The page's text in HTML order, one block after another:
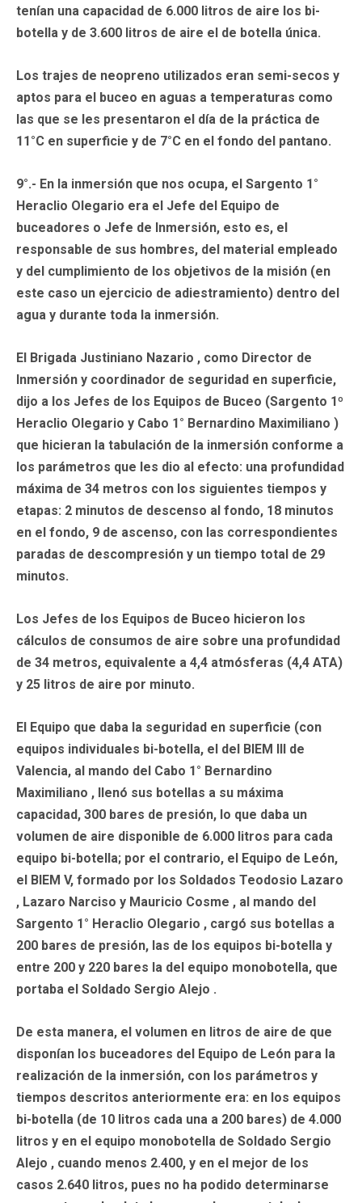
tenían una capacidad de 6.000 litros de aire los bi-
botella y de 3.600 litros de aire el de botella única.
Los trajes de neopreno utilizados eran semi-secos y
aptos para el buceo en aguas a temperaturas como
las que se les presentaron el día de la práctica de
11°C en superficie y de 7°C en el fondo del pantano.
9°.- En la inmersión que nos ocupa, el Sargento 1°
Heraclio Olegario era el Jefe del Equipo de
buceadores o Jefe de Inmersión, esto es, el
responsable de sus hombres, del material empleado
y del cumplimiento de los objetivos de la misión (en
este caso un ejercicio de adiestramiento) dentro del
agua y durante toda la inmersión.
El Brigada Justiniano Nazario , como Director de
lnmersión y coordinador de seguridad en superficie,
dijo a los Jefes de los Equipos de Buceo (Sargento 1º
Heraclio Olegario y Cabo 1° Bernardino Maximiliano )
que hicieran la tabulación de la inmersión conforme a
los parámetros que les dio al efecto: una profundidad
máxima de 34 metros con los siguientes tiempos y
etapas: 2 minutos de descenso al fondo, 18 minutos
en el fondo, 9 de ascenso, con las correspondientes
paradas de descompresión y un tiempo total de 29
minutos.
Los Jefes de los Equipos de Buceo hicieron los
cálculos de consumos de aire sobre una profundidad
de 34 metros, equivalente a 4,4 atmósferas (4,4 ATA)
y 25 litros de aire por minuto.
El Equipo que daba la seguridad en superficie (con
equipos individuales bi-botella, el del BIEM III de
Valencia, al mando del Cabo 1° Bernardino
Maximiliano , llenó sus botellas a su máxima
capacidad, 300 bares de presión, lo que daba un
volumen de aire disponible de 6.000 litros para cada
equipo bi-botella; por el contrario, el Equipo de León,
el BIEM V, formado por los Soldados Teodosio Lazaro
, Lazaro Narciso y Mauricio Cosme , al mando del
Sargento 1° Heraclio Olegario , cargó sus botellas a
200 bares de presión, las de los equipos bi-botella y
entre 200 y 220 bares la del equipo monobotella, que
portaba el Soldado Sergio Alejo .
De esta manera, el volumen en litros de aire de que
disponían los buceadores del Equipo de León para la
realización de la inmersión, con los parámetros y
tiempos descritos anteriormente era: en los equipos
bi-botella (de 10 litros cada una a 200 bares) de 4.000
litros y en el equipo monobotella de Soldado Sergio
Alejo , cuando menos 2.400, y en el mejor de los
casos 2.640 litros, pues no ha podido determinarse